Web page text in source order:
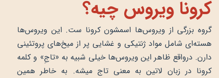
کرونا ویروس چیه؟
گروه بزرگی از ویروس‌ها اسمشون کرونا ست. این ویروس‌ها
هسته‌ای شامل مواد ژنتیکی و غشایی پر از میخ‌های پروتئینی
دارن. درواقع ظاهر این ویروس‌ها خیلی شبیه به «تاجِ» و کلمه
کرونا در زبان لاتین به معنی تاج میشه. به خاطر همین